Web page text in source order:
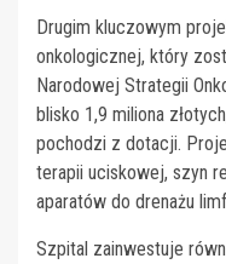
Drugim kluczowym
onkologicznej, który
Narodowej Strategii
blisko 1,9 miliona
pochodzi z dotacji.
terapii uciskowej, szyn
aparatów do drenażu
Szpital zainwestuje